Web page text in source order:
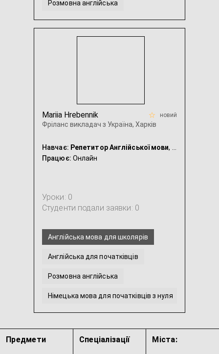
Розмовна англійська
Англійська для дітей з СДУГ
Mariia Hrebennik
Фріланс викладач з Україна, Харків
новий
Навчає: Репетитор Англійської мови, Репетитор Німецької мови
Працює: Онлайн
Уроки: 0
Студенти подали заявки: 0
Англійська мова для школярів
Англійська для початківців
Розмовна англійська
Німецька мова для початківців з нуля
Іспит Test DaF
Інтенсивна англійська
Предмети Спеціалізації Міста: